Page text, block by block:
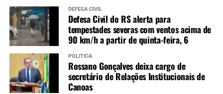
DEFESA CIVIL
Defesa Civil do RS alerta para
tempestades severas com ventos acima de
90 km/h a partir de quinta-feira, 6
POLÍTICA
Rossano Gonçalves deixa cargo de
secretário de Relações Institucionais de
Canoas